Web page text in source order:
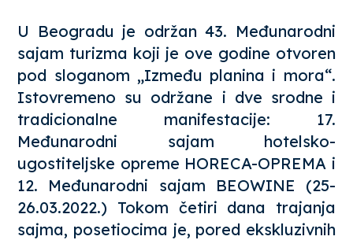
U Beogradu je održan 43. Međunarodni
sajam turizma koji je ove godine otvoren
pod sloganom „Između planina i mora“.
Istovremeno su održane i dve srodne i
tradicionalne manifestacije: 17.
Međunarodni sajam hotelsko-
ugostiteljske opreme HORECA-OPREMA i
12. Međunarodni sajam BEOWINE (25-
26.03.2022.) Tokom četiri dana trajanja
sajma, posetiocima je, pored ekskluzivnih